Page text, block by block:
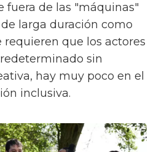
fuera de las "máquinas"
larga duración como
requieren que los actores
sin
hay muy poco en el
inclusiva.